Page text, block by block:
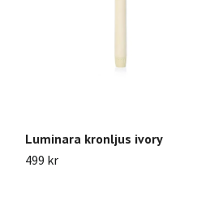
Luminara kronljus ivory
499 kr